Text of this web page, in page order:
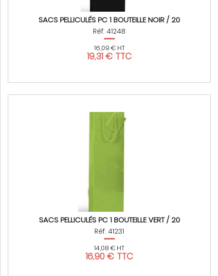
SACS PELLICULÉS PC 1 BOUTEILLE NOIR / 20
Réf: 41248
16,09 € HT
19,31 € TTC
SACS PELLICULÉS PC 1 BOUTEILLE VERT / 20
Réf: 41231
14,08 € HT
16,90 € TTC